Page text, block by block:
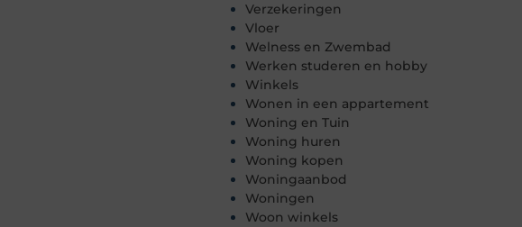
Verzekeringen
Vloer
Welness en Zwembad
Werken studeren en hobby
Winkels
Wonen in een appartement
Woning en Tuin
Woning huren
Woning kopen
Woningaanbod
Woningen
Woon winkels